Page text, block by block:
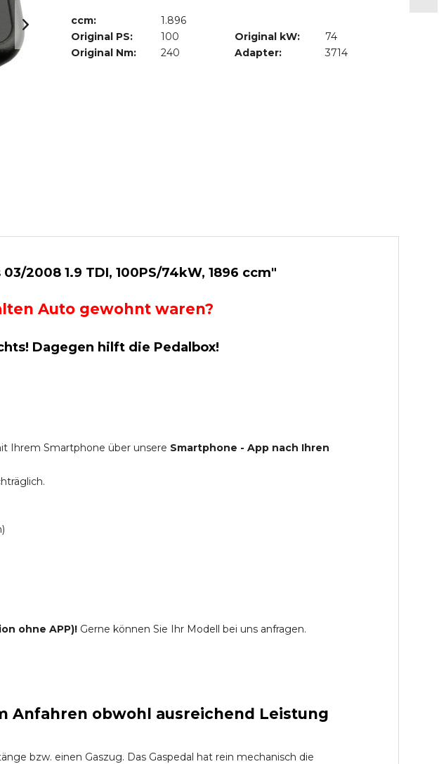
ccm:
1.896
Original PS:
100 Original kW:
74
Original Nm:
240 Adapter: 3714
2008 1.9 TDI, 100PS/74kW, 1896 ccm"
Auto gewohnt waren?
Dagegen hilft die Pedalbox!
Ihrem Smartphone über unsere Smartphone - App nach Ihren
ohne APP)! Gerne können Sie Ihr Modell bei uns anfragen.
Anfahren obwohl ausreichend Leistung
bzw. einen Gaszug. Das Gaspedal hat rein mechanisch die